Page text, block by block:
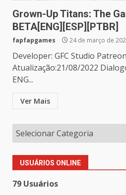
Grown-Up Titans: The
BETA[ENG][ESP][PTBR]
fapfapgames 24 de março de
Developer: GFC Studio
Atualização:21/08/2022
ENG...
Ver Mais
USUÁRIOS ONLINE
79 Usuários